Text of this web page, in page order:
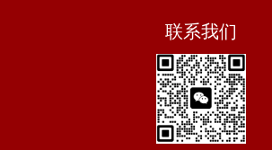
联系我们